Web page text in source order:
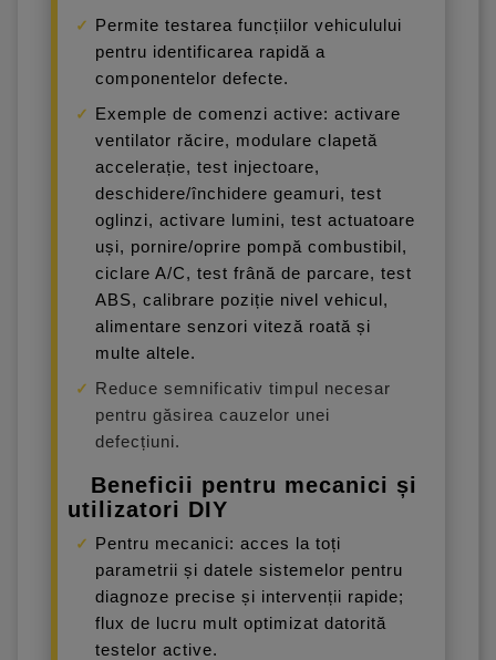
Permite testarea funcțiilor vehiculului
pentru identificarea rapidă a
componentelor defecte.
Exemple de comenzi active: activare
ventilator răcire, modulare clapetă
accelerație, test injectoare,
deschidere/închidere geamuri, test
oglinzi, activare lumini, test actuatoare
uși, pornire/oprire pompă combustibil,
ciclare A/C, test frână de parcare, test
ABS, calibrare poziție nivel vehicul,
alimentare senzori viteză roată și
multe altele.
Reduce semnificativ timpul necesar
pentru găsirea cauzelor unei
defecțiuni.
Beneficii pentru mecanici și
utilizatori DIY
Pentru mecanici: acces la toți
parametrii și datele sistemelor pentru
diagnoze precise și intervenții rapide;
flux de lucru mult optimizat datorită
testelor active.